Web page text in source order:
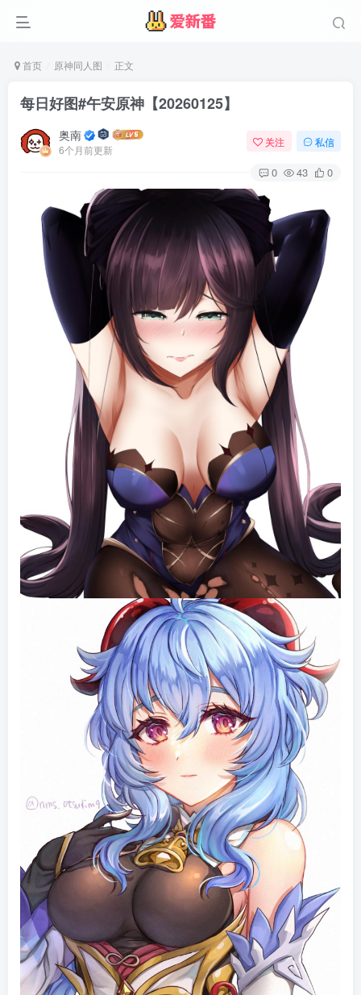
首页 原神同人图 正文
每日好图#午安原神【20260125】
奥南
6个月前更新
关注 私信
0 43 0